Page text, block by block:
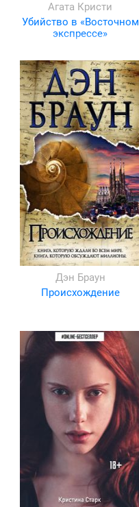
Агата Кристи
Убийство в «Восточном
экспрессе»
Дэн Браун
Происхождение